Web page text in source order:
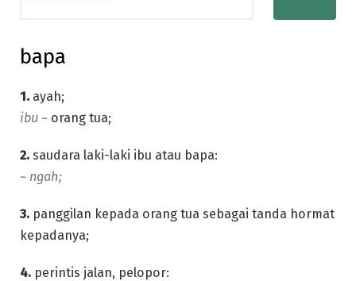
bapa
1. ayah;
ibu ~ orang tua;
2. saudara laki-laki ibu atau bapa:
~ ngah;
3. panggilan kepada orang tua sebagai tanda hormat
kepadanya;
4. perintis jalan, pelopor: